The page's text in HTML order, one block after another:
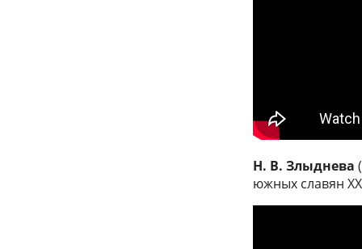
Н. В. Злыднева
южных славян